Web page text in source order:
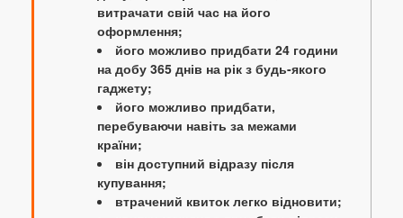
витрачати свій час на його
оформлення;
його можливо придбати 24 години
на добу 365 днів на рік з будь-якого
гаджету;
його можливо придбати,
перебуваючи навіть за межами
країни;
він доступний відразу після
купування;
втрачений квиток легко відновити;